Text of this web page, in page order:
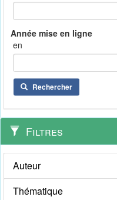
en
Rechercher
Filtres
Auteur
Thématique